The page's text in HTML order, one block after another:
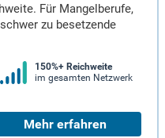
Für Mangelberufe,
zu besetzende
150%+ Reichweite
im gesamten Netzwerk
Mehr erfahren